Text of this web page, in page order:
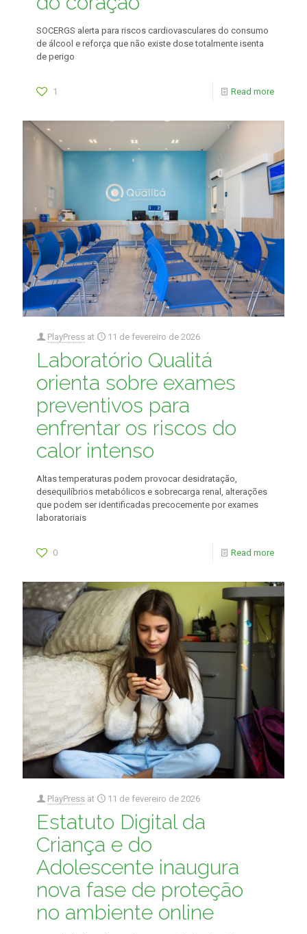
SOCERGS alerta para riscos cardiovasculares do consumo
de álcool e reforça que não existe dose totalmente isenta
de perigo
1 Read more
PlayPress at 11 de fevereiro de 2026
Laboratório Qualitá
orienta sobre exames
preventivos para
enfrentar os riscos do
calor intenso
Altas temperaturas podem provocar desidratação,
desequilíbrios metabólicos e sobrecarga renal, alterações
que podem ser identificadas precocemente por exames
laboratoriais
0 Read more
PlayPress at 11 de fevereiro de 2026
Estatuto Digital da
Criança e do
Adolescente inaugura
nova fase de proteção
no ambiente online